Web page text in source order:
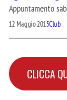
Appuntamento
12 Maggio 2015Club
CLICCA